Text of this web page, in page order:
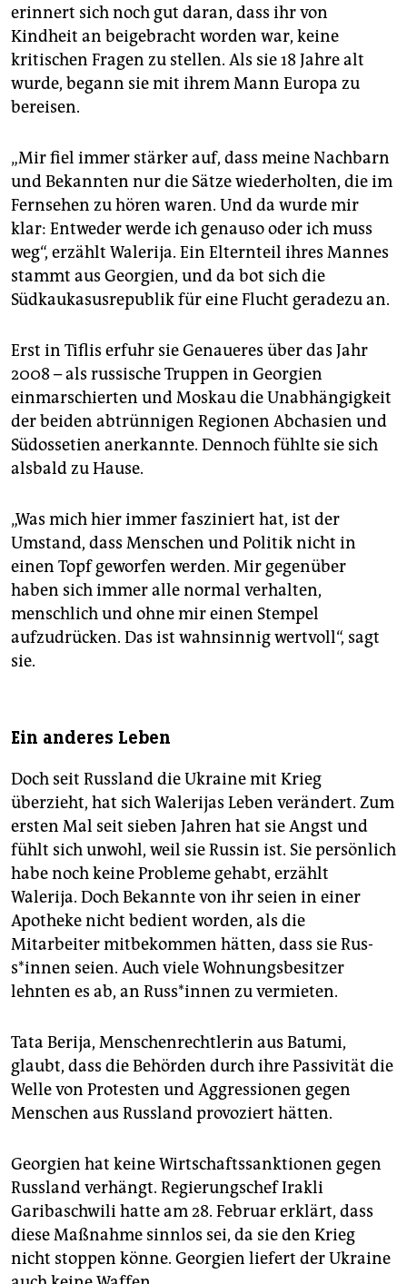
erinnert sich noch gut daran, dass ihr von
Kindheit an beigebracht worden war, keine
kritischen Fragen zu stellen. Als sie 18 Jahre alt
wurde, begann sie mit ihrem Mann Europa zu
bereisen.
„Mir fiel immer stärker auf, dass meine Nachbarn
und Bekannten nur die Sätze wiederholten, die im
Fernsehen zu hören waren. Und da wurde mir
klar: Entweder werde ich genauso oder ich muss
weg“, erzählt Walerija. Ein Elternteil ihres Mannes
stammt aus Georgien, und da bot sich die
Südkaukasusrepublik für eine Flucht geradezu an.
Erst in Tiflis erfuhr sie Genaueres über das Jahr
2008 – als russische Truppen in Georgien
einmarschierten und Moskau die Unabhängigkeit
der beiden abtrünnigen Regionen Abchasien und
Südossetien anerkannte. Dennoch fühlte sie sich
alsbald zu Hause.
„Was mich hier immer fasziniert hat, ist der
Umstand, dass Menschen und Politik nicht in
einen Topf geworfen werden. Mir gegenüber
haben sich immer alle normal verhalten,
menschlich und ohne mir einen Stempel
aufzudrücken. Das ist wahnsinnig wertvoll“, sagt
sie.
Ein anderes Leben
Doch seit Russland die Ukraine mit Krieg
überzieht, hat sich Walerijas Leben verändert. Zum
ersten Mal seit sieben Jahren hat sie Angst und
fühlt sich unwohl, weil sie Russin ist. Sie persönlich
habe noch keine Probleme gehabt, erzählt
Walerija. Doch Bekannte von ihr seien in einer
Apotheke nicht bedient worden, als die
Mitarbeiter mitbekommen hätten, dass sie Rus­
s*in­nen seien. Auch viele Wohnungsbesitzer
lehnten es ab, an Rus­s*in­nen zu vermieten.
Tata Berija, Menschenrechtlerin aus Batumi,
glaubt, dass die Behörden durch ihre Passivität die
Welle von Protesten und Aggressionen gegen
Menschen aus Russland provoziert hätten.
Georgien hat keine Wirtschaftssanktionen gegen
Russland verhängt. Regierungschef Irakli
Garibaschwili hatte am 28. Februar erklärt, dass
diese Maßnahme sinnlos sei, da sie den Krieg
nicht stoppen könne. Georgien liefert der Ukraine